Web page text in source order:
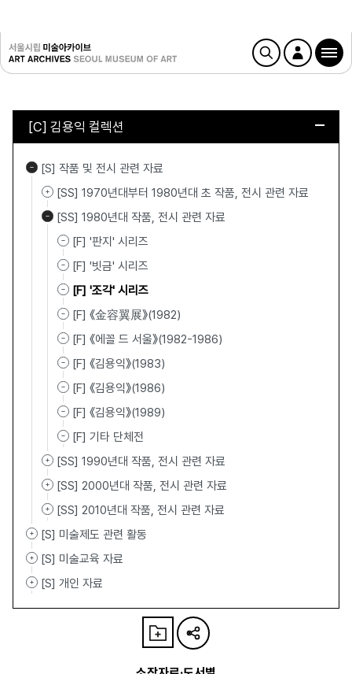
[C] 김용익 컬렉션
[S] 작품 및 전시 관련 자료
[SS] 1970년대부터 1980년대 초 작품, 전시 관련 자료
[SS] 1980년대 작품, 전시 관련 자료
[F] '판지' 시리즈
[F] '빗금' 시리즈
[F] '조각' 시리즈
[F] 《金容翼展》(1982)
[F] 《에꼴 드 서울》(1982-1986)
[F] 《김용익》(1983)
[F] 《김용익》(1986)
[F] 《김용익》(1989)
[F] 기타 단체전
[SS] 1990년대 작품, 전시 관련 자료
[SS] 2000년대 작품, 전시 관련 자료
[SS] 2010년대 작품, 전시 관련 자료
[S] 미술제도 관련 활동
[S] 미술교육 자료
[S] 개인 자료